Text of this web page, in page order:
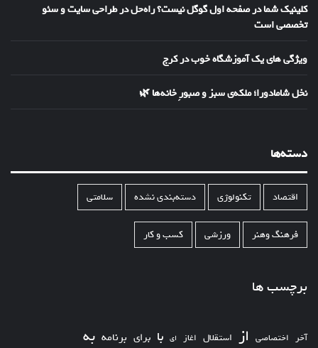
کلینیک شما در صفحه اول گوگل نیست؟ راه‌حل در طراحی سایت و سئو
تخصصی است
ویژگی های یک آموزشگاه خوب در کرج
نخل شامادورا؛ ملکه‌ی سبز و صبورِ خانه‌ها 🌿
دسته‌ها
اقتصاد تکنولوژی دسته‌بندی نشده سلامتی
فرهنگ وهنر ورزشی کسب و کار
برچسب ها
آخر اختصاصی از استقلال اغاز ای با برای برنامه به